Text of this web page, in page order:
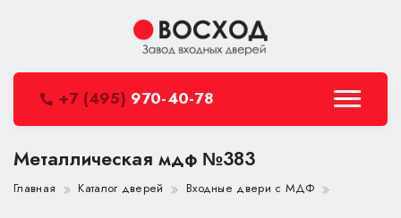
+7 (495) 970-40-78
Металлическая мдф №383
Главная Каталог дверей Входные двери с МДФ